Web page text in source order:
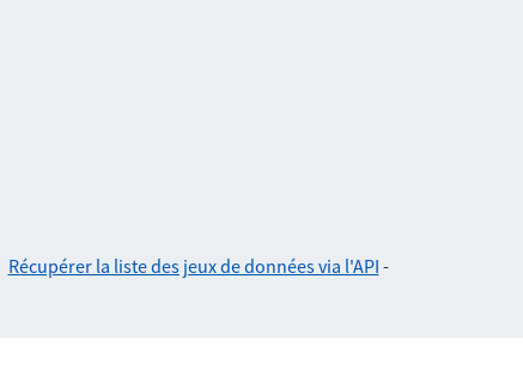
Récupérer la liste des jeux de données via l'API -